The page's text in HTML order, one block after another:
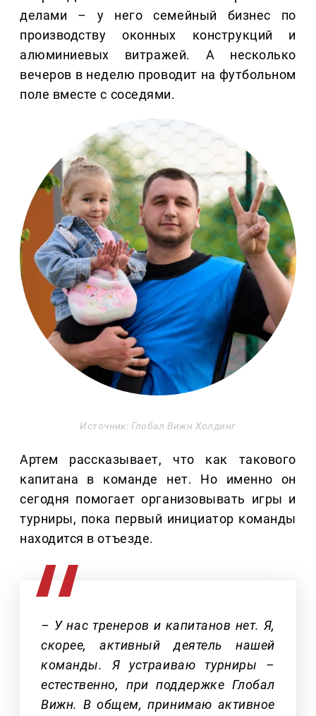
делами – у него семейный бизнес по
производству оконных конструкций и
алюминиевых витражей. А несколько
вечеров в неделю проводит на футбольном
поле вместе с соседями.
Источник: Глобал Вижн Холдинг
Артем рассказывает, что как такового
капитана в команде нет. Но именно он
сегодня помогает организовывать игры и
турниры, пока первый инициатор команды
находится в отъезде.
– У нас тренеров и капитанов нет. Я,
скорее, активный деятель нашей
команды. Я устраиваю турниры –
естественно, при поддержке Глобал
Вижн. В общем, принимаю активное